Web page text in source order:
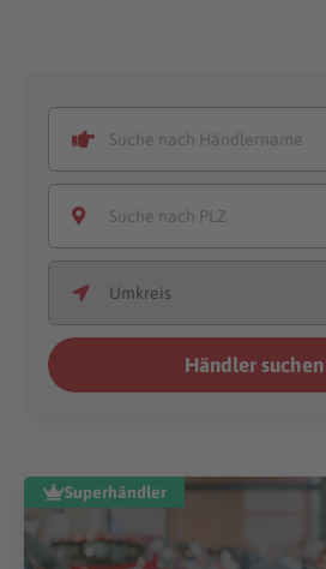
Händler suchen
Superhändler